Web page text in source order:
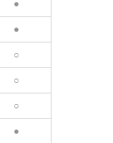
●
●
○
○
○
●